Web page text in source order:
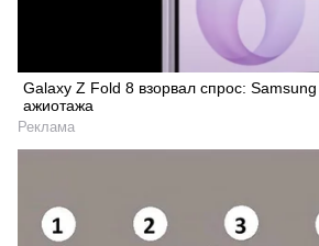
Galaxy Z Fold 8 взорвал спрос:
ажиотажа
Реклама